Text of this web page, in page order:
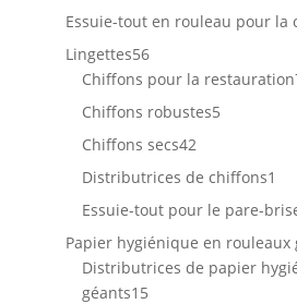
Essuie-tout en rouleau pour la
Lingettes5656
produits
Chiffons pour la restauration
Chiffons robustes55
Chiffons secs4242
produits
Distributrices de chiffons1
Essuie-tout pour le pare-
Papier hygiénique en rouleaux
Distributrices de papier
géants1515